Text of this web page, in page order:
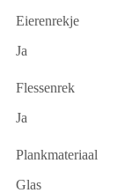
Eierenrekje
Ja
Flessenrek
Ja
Plankmateriaal
Glas